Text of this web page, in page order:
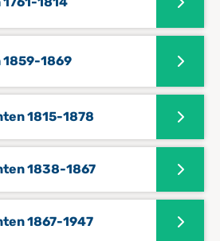
1869
1815-1878
1838-1867
1867-1947